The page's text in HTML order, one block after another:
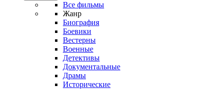
Все фильмы
Жанр
Биография
Боевики
Вестерны
Военные
Детективы
Документальные
Драмы
Исторические